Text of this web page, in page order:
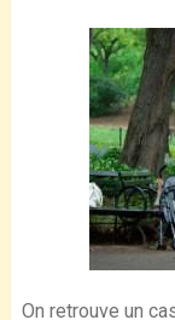
On retrouve un